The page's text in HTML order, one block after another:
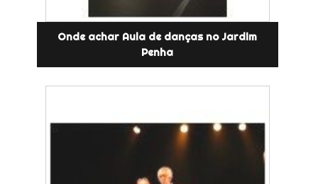
Onde achar Aula de danças no Jardim
Penha